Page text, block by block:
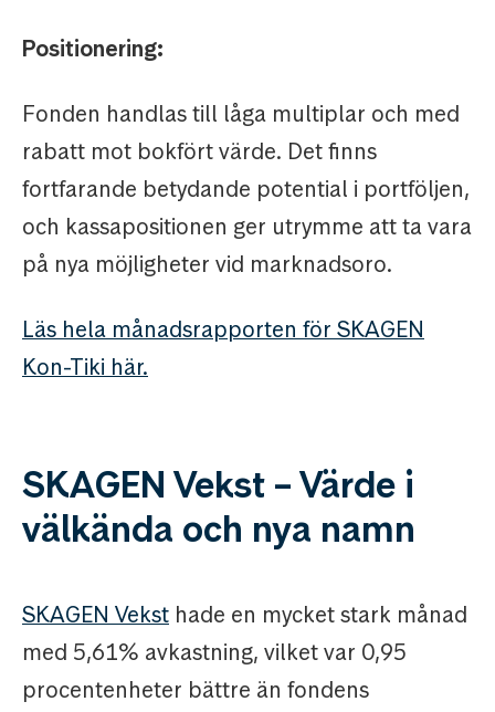
Positionering:
Fonden handlas till låga multiplar och med
rabatt mot bokfört värde. Det finns
fortfarande betydande potential i portföljen,
och kassapositionen ger utrymme att ta vara
på nya möjligheter vid marknadsoro.
Läs hela månadsrapporten för SKAGEN
Kon-Tiki här.
SKAGEN Vekst – Värde i
välkända och nya namn
SKAGEN Vekst hade en mycket stark månad
med 5,61% avkastning, vilket var 0,95
procentenheter bättre än fondens